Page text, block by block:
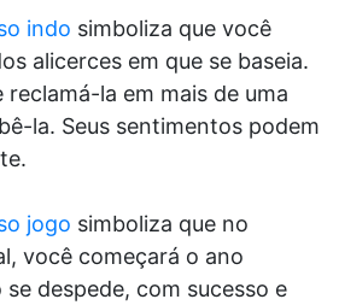
indo simboliza que você
alicerces em que se baseia.
la em mais de uma
la. Seus sentimentos podem
jogo simboliza que no
você começará o ano
despede, com sucesso e